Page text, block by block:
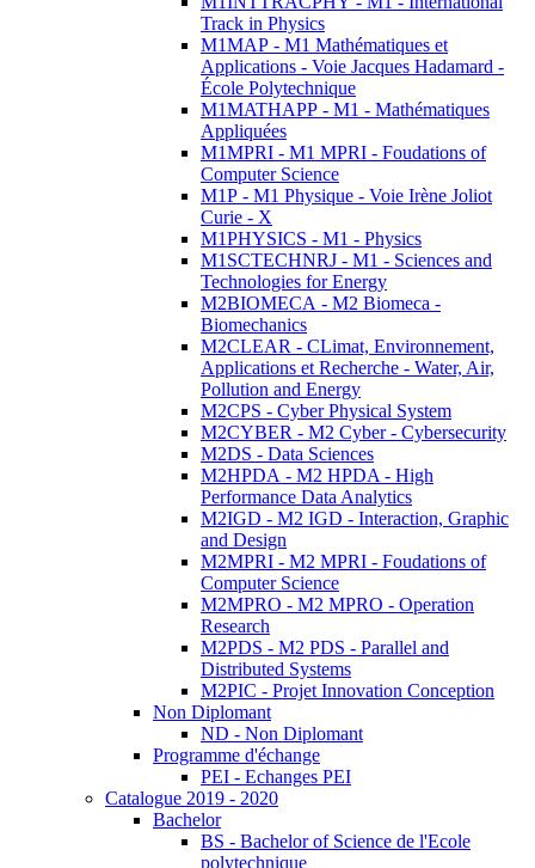
Track in Physics
M1MAP - M1 Mathématiques et
Applications - Voie Jacques Hadamard -
École Polytechnique
M1MATHAPP - M1 - Mathématiques
Appliquées
M1MPRI - M1 MPRI - Foudations of
Computer Science
M1P - M1 Physique - Voie Irène Joliot
Curie - X
M1PHYSICS - M1 - Physics
M1SCTECHNRJ - M1 - Sciences and
Technologies for Energy
M2BIOMECA - M2 Biomeca -
Biomechanics
M2CLEAR - CLimat, Environnement,
Applications et Recherche - Water, Air,
Pollution and Energy
M2CPS - Cyber Physical System
M2CYBER - M2 Cyber - Cybersecurity
M2DS - Data Sciences
M2HPDA - M2 HPDA - High
Performance Data Analytics
M2IGD - M2 IGD - Interaction, Graphic
and Design
M2MPRI - M2 MPRI - Foudations of
Computer Science
M2MPRO - M2 MPRO - Operation
Research
M2PDS - M2 PDS - Parallel and
Distributed Systems
M2PIC - Projet Innovation Conception
Non Diplomant
ND - Non Diplomant
Programme d'échange
PEI - Echanges PEI
Catalogue 2019 - 2020
Bachelor
BS - Bachelor of Science de l'Ecole
polytechnique